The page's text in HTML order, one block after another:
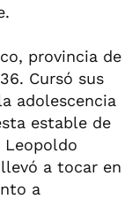
provincia de
Cursó sus
adolescencia
estable de
Leopoldo
a tocar en
a